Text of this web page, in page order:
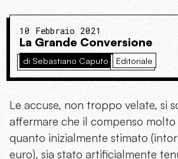
10 Febbraio 2021
La Grande Conversione
di Sebastiano Caputo Editoriale
Le accuse, non troppo velate, si
affermare che il compenso
quanto inizialmente stimato
euro), sia stato artificialmente